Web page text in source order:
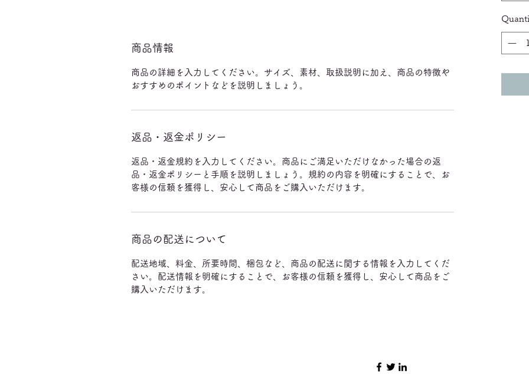
商品情報
商品の詳細を入力してください。サイズ、素材、取扱説明に加え、商品の特徴や
おすすめのポイントなどを説明しましょう。
返品・返金ポリシー
返品・返金規約を入力してください。商品にご満足いただけなかった場合の返
品・返金ポリシーと手順を説明しましょう。規約の内容を明確にすることで、お
客様の信頼を獲得し、安心して商品をご購入いただけます。
商品の配送について
配送地域、料金、所要時間、梱包など、商品の配送に関する情報を入力してくだ
さい。配送情報を明確にすることで、お客様の信頼を獲得し、安心して商品をご
購入いただけます。